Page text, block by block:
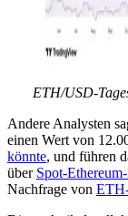
ETH/USD-
Andere Analysten
einen Wert von
könnte, und führen
über Spot-
Nachfrage von